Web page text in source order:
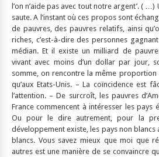
l’on n’aide pas avec tout notre argent’. (
saute. A l’instant où ces propos sont
de pauvres, des pauvres relatifs, ainsi
riches, c’est-à-dire des personnes
médian. Et il existe un milliard de
vivant avec moins d’un dollar par jour,
somme, on rencontre la même
qu’aux Etats-Unis. – La coïncidence est
l’attention. – De surcroît, les pauvres
France commencent à intéresser les pays
Ou pour le dire autrement, pour la
développement existe, les pays non blancs
blancs. Vous savez mieux que moi que
autres est une manière de se convaincre